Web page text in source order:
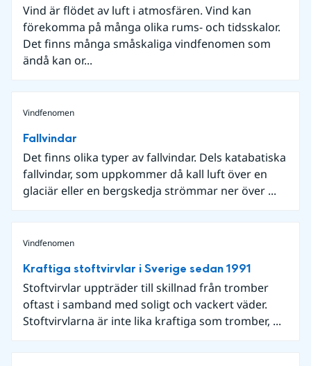
Vind är flödet av luft i atmosfären. Vind kan
förekomma på många olika rums- och tidsskalor.
Det finns många småskaliga vindfenomen som
ändå kan or...
Vindfenomen
Fallvindar
Det finns olika typer av fallvindar. Dels katabatiska
fallvindar, som uppkommer då kall luft över en
glaciär eller en bergskedja strömmar ner över ...
Vindfenomen
Kraftiga stoftvirvlar i Sverige sedan 1991
Stoftvirvlar uppträder till skillnad från tromber
oftast i samband med soligt och vackert väder.
Stoftvirvlarna är inte lika kraftiga som tromber, ...